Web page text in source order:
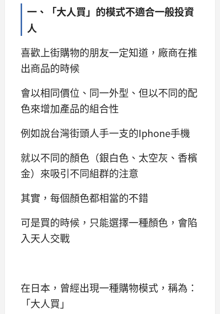
一、「大人買」的模式不適合一般投資
人
喜歡上街購物的朋友一定知道，廠商在推
出商品的時候
會以相同價位、同一外型、但以不同的配
色來增加產品的組合性
例如說台灣街頭人手一支的Iphone手機
就以不同的顏色（銀白色、太空灰、香檳
金）來吸引不同組群的注意
其實，每個顏色都相當的不錯
可是買的時候，只能選擇一種顏色，會陷
入天人交戰
在日本，曾經出現一種購物模式，稱為：
「大人買」